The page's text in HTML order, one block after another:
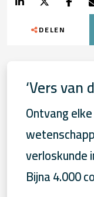
DELEN
‘Vers van
Ontvang
verloskunde
Bijna 4.000